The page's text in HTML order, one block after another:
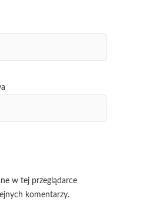
w tej przeglądarce
komentarzy.